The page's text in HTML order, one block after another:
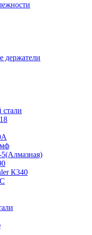
держатели
К340